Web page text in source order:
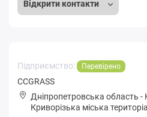
Відкрити контакти
Підприємство: Перевірено
CCGRASS
Дніпропетровська область -
Кpивopізькa міська